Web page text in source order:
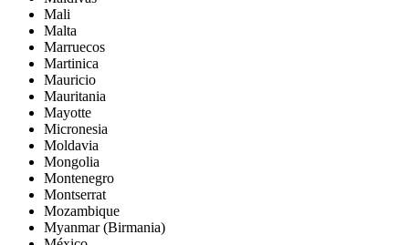
Mali
Malta
Marruecos
Martinica
Mauricio
Mauritania
Mayotte
Micronesia
Moldavia
Mongolia
Montenegro
Montserrat
Mozambique
Myanmar (Birmania)